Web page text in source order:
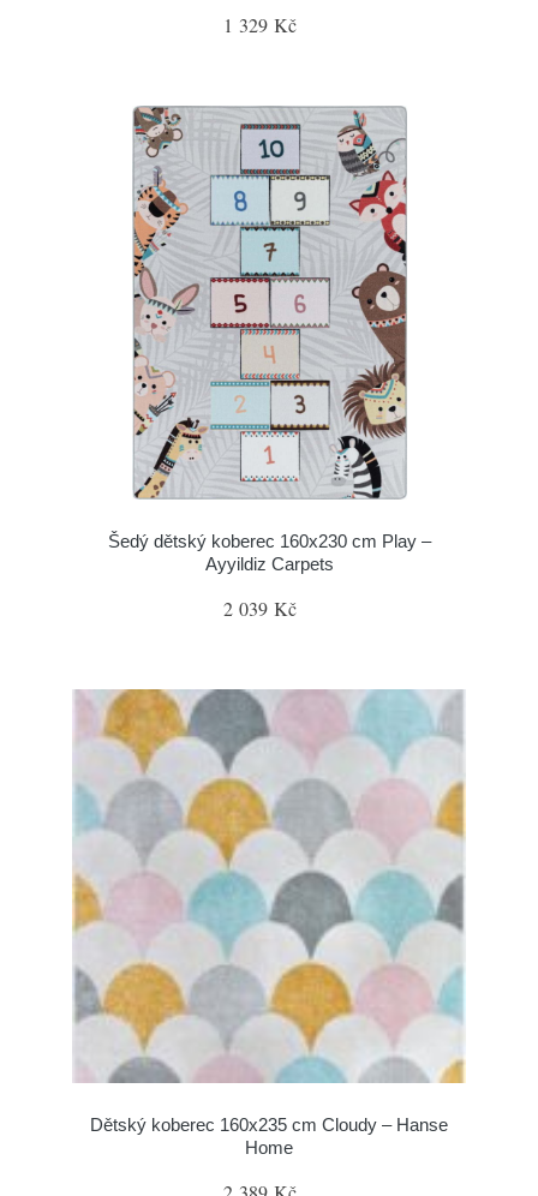
1 329 Kč
Šedý dětský koberec 160x230 cm Play –
Ayyildiz Carpets
2 039 Kč
Dětský koberec 160x235 cm Cloudy – Hanse
Home